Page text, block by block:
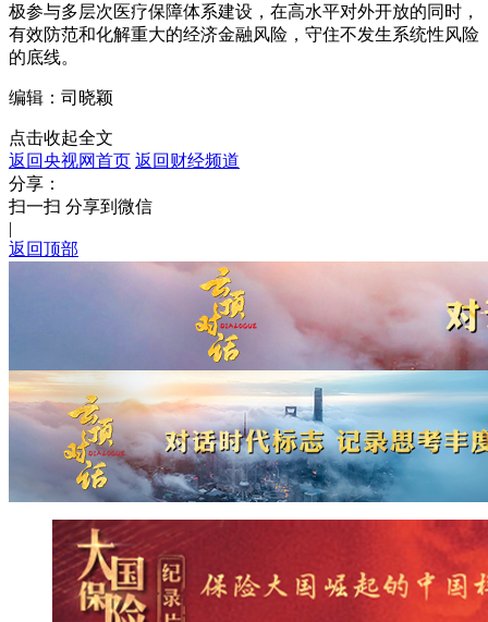
极参与多层次医疗保障体系建设，在高水平对外开放的同时，
有效防范和化解重大的经济金融风险，守住不发生系统性风险
的底线。
编辑：司晓颖
点击收起全文
返回央视网首页 返回财经频道
分享：
扫一扫 分享到微信
|
返回顶部